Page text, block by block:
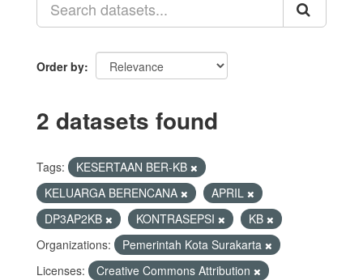
Order by
2 datasets found
Tags:
KESERTAAN BER-KB
KELUARGA BERENCANA
APRIL
DP3AP2KB
KONTRASEPSI
KB
Organizations:
Pemerintah Kota Surakarta
Licenses:
Creative Commons Attribution